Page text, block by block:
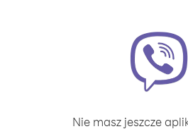
Nie masz jeszcze